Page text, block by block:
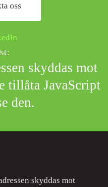
oss
skyddas mot
tillåta JavaScript
den.
skyddas mot